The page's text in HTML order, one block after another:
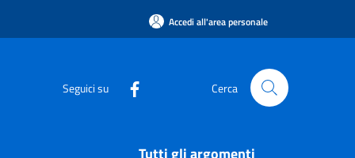
Accedi all'area personale
Seguici su Cerca
Tutti gli argomenti